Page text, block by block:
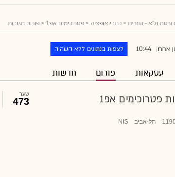
בורסת ת"א - נגזרים > כתבי אופציה > פטרוכימים אפ1 > פורום תגובות
אחרון 10:44 לצפות בנתונים ללא השהיה
עסקאות פורום חדשות
פטרוכימים אפ1
תל-אביב
NIS
שער
473